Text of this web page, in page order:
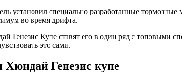
установил специально разработанные
во время дрифта.
Генезис Купе ставят его в один ряд с
это сами.
Хюндай Генезис купе